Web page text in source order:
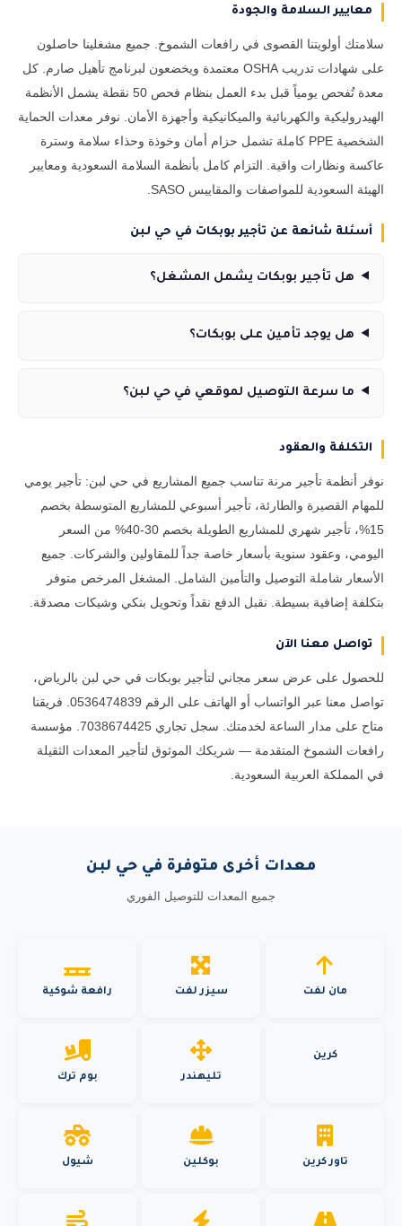
معايير السلامة والجودة
سلامتك أولويتنا القصوى في رافعات الشموخ. جميع مشغلينا حاصلون
على شهادات تدريب OSHA معتمدة ويخضعون لبرنامج تأهيل صارم. كل
معدة تُفحص يومياً قبل بدء العمل بنظام فحص 50 نقطة يشمل الأنظمة
الهيدروليكية والكهربائية والميكانيكية وأجهزة الأمان. نوفر معدات الحماية
الشخصية PPE كاملة تشمل حزام أمان وخوذة وحذاء سلامة وسترة
عاكسة ونظارات واقية. التزام كامل بأنظمة السلامة السعودية ومعايير
الهيئة السعودية للمواصفات والمقاييس SASO.
أسئلة شائعة عن تأجير بوبكات في حي لبن
هل تأجير بوبكات يشمل المشغل؟
هل يوجد تأمين على بوبكات؟
ما سرعة التوصيل لموقعي في حي لبن؟
التكلفة والعقود
نوفر أنظمة تأجير مرنة تناسب جميع المشاريع في حي لبن: تأجير يومي
للمهام القصيرة والطارئة، تأجير أسبوعي للمشاريع المتوسطة بخصم
15%، تأجير شهري للمشاريع الطويلة بخصم 30-40% من السعر
اليومي، وعقود سنوية بأسعار خاصة جداً للمقاولين والشركات. جميع
الأسعار شاملة التوصيل والتأمين الشامل. المشغل المرخص متوفر
بتكلفة إضافية بسيطة. نقبل الدفع نقداً وتحويل بنكي وشيكات مصدقة.
تواصل معنا الآن
للحصول على عرض سعر مجاني لتأجير بوبكات في حي لبن بالرياض،
تواصل معنا عبر الواتساب أو الهاتف على الرقم 0536474839. فريقنا
متاح على مدار الساعة لخدمتك. سجل تجاري 7038674425. مؤسسة
رافعات الشموخ المتقدمة — شريكك الموثوق لتأجير المعدات الثقيلة
في المملكة العربية السعودية.
معدات أخرى متوفرة في حي لبن
جميع المعدات للتوصيل الفوري
مان لفت سيزر لفت رافعة شوكية
كرين
تليهندر
بوم ترك
تاور كرين بوكلين شيول